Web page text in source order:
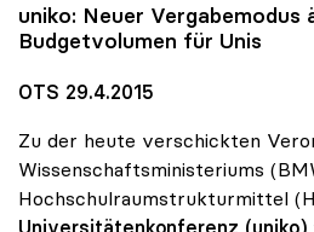
uniko: Neuer Vergabemodus
Budgetvolumen für Unis
OTS 29.4.2015
Zu der heute verschickten
Wissenschaftsministeriums
Hochschulraumstrukturmittel